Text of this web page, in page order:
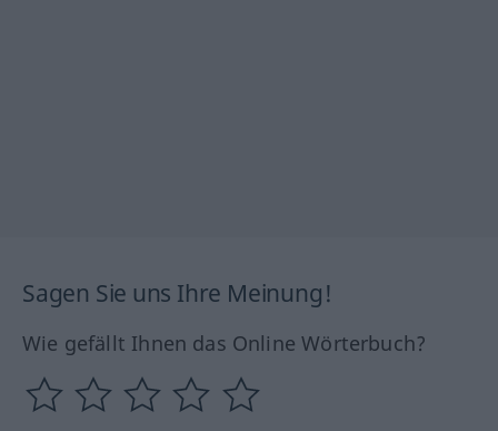
Sagen Sie uns Ihre Meinung!
Wie gefällt Ihnen das Online Wörterbuch?